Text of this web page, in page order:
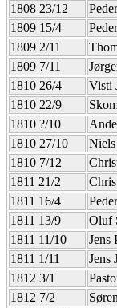
1808 23/12
1809 15/4
1809 2/11
1809 7/11
1810 26/4
Visti
1810 22/9
1810 ?/10
1810 27/10
Niels
1810 7/12
1811 21/2
1811 16/4
1811 13/9
Oluf
1811 11/10
Jens
1811 1/11
Jens
1812 3/1
1812 7/2